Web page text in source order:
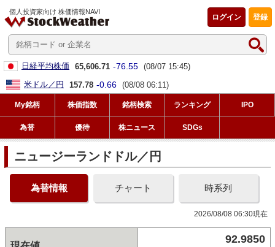
個人投資家向け 株価情報NAVI
登録
ログイン
日経平均株価 65,606.71 -76.55 (08/07 15:45)
米ドル／円
157.78 -0.66 (08/08 06:11)
My銘柄 株価指数 銘柄検索 ランキング IPO
為替 優待 株ニュース SDGs
ニュージーランドドル／円
為替情報 チャート 時系列
2026/08/08 06:30現在
92.9850